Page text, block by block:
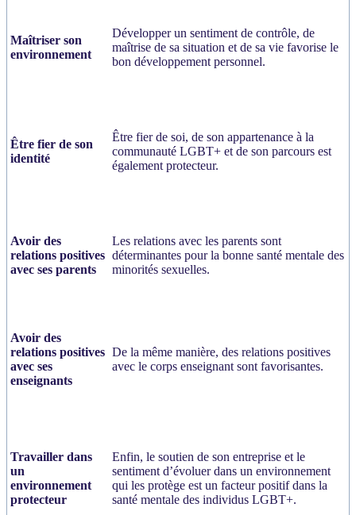
Maîtriser son
environnement
Développer un sentiment de contrôle, de
maîtrise de sa situation et de sa vie favorise le
bon développement personnel.
Être fier de son
identité
Être fier de soi, de son appartenance à la
communauté LGBT+ et de son parcours est
également protecteur.
Avoir des
relations positives
avec ses parents
Les relations avec les parents sont
déterminantes pour la bonne santé mentale des
minorités sexuelles.
Avoir des
relations positives
avec ses
enseignants
De la même manière, des relations positives
avec le corps enseignant sont favorisantes.
Travailler dans
un
environnement
protecteur
Enfin, le soutien de son entreprise et le
sentiment d’évoluer dans un environnement
qui les protège est un facteur positif dans la
santé mentale des individus LGBT+.